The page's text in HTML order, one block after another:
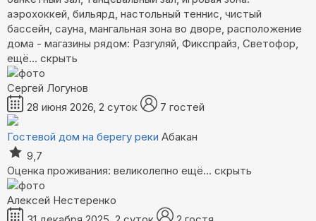
аэрохоккей, бильярд, настольный теннис, чистый
бассейн, сауна, мангальная зона во дворе, расположение
дома - магазины рядом: Разгуляй, Фикспрайз, Светофор,
ещё... скрыть
Сергей Логунов
28 июня 2026, 2 суток
7 гостей
Гостевой дом на берегу реки Абакан
9,7
Оценка проживания: великолепно ещё... скрыть
Алексей Нестеренко